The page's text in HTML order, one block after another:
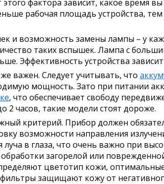
этого фактора зависит, какое время
рабочая площадь устройства, тем
и возможность замены лампы – у
таких вспышек. Лампа с
Эффективность устройства
важен. Следует учитывать, что
мощность. Зато при питании
, что обеспечивает свободу
2 часов, такие модели стоят дороже.
критерий. Прибор должен
возможности направления
луча в глаза, что очень важно при
загорелой или
цветотип кожи,
защищают кожу от